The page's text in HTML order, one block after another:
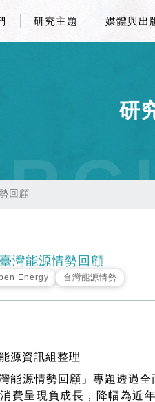
研究主題 媒體與出
研
回顧
灣能源情勢回顧
Energy 台灣能源情勢
源資訊組整理
源情勢回顧」專題透過全
費呈現負成長，降幅為近